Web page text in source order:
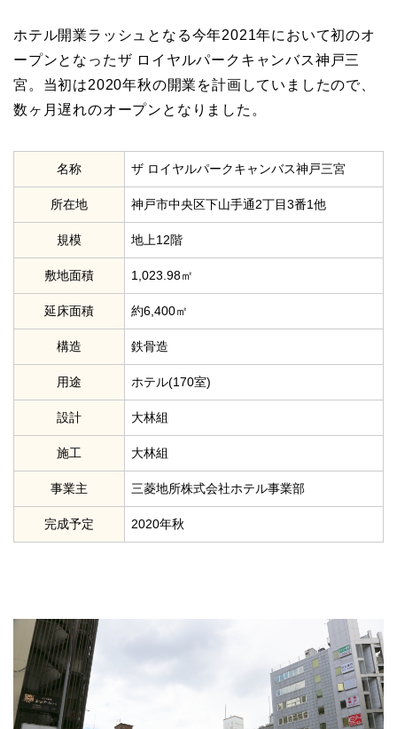
ホテル開業ラッシュとなる今年2021年において初のオ
ープンとなったザ ロイヤルパークキャンバス神戸三
宮。当初は2020年秋の開業を計画していましたので、
数ヶ月遅れのオープンとなりました。
名称 ザ ロイヤルパークキャンバス神戸三宮
所在地 神戸市中央区下山手通2丁目3番1他
規模 地上12階
敷地面積 1,023.98㎡
延床面積 約6,400㎡
構造 鉄骨造
用途 ホテル(170室)
設計 大林組
施工 大林組
事業主 三菱地所株式会社ホテル事業部
完成予定 2020年秋